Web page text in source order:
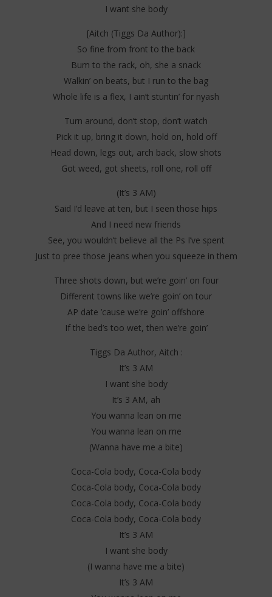
I want she body
[Aitch (Tiggs Da Author):]
So fine from front to the back
Bum to the rack, oh, she a snack
Walkin’ on beats, but I run to the bag
Whole life is a flex, I ain’t stuntin’ for nyash
Turn around, don’t stop, don’t watch
Pick it up, bring it down, hold on, hold off
Head down, legs out, arch back, slow shots
Got weed, got sheets, roll one, roll off
(It’s 3 AM)
Said I’d leave at ten, but I seen those hips
And I need new friends
See, you wouldn’t believe all the Ps I’ve spent
Just to pree those jeans when you squeeze in them
Three shots down, but we’re goin’ on four
Different towns like we’re goin’ on tour
AP date ’cause we’re goin’ offshore
If the bed’s too wet, then we’re goin’
Tiggs Da Author, Aitch :
It’s 3 AM
I want she body
It’s 3 AM, ah
You wanna lean on me
You wanna lean on me
(Wanna have me a bite)
Coca-Cola body, Coca-Cola body
Coca-Cola body, Coca-Cola body
Coca-Cola body, Coca-Cola body
Coca-Cola body, Coca-Cola body
It’s 3 AM
I want she body
(I wanna have me a bite)
It’s 3 AM